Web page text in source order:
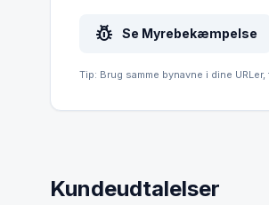
pest_control Se Myrebekæmpelse
Tip: Brug samme bynavne i dine
Kundeudtalelser